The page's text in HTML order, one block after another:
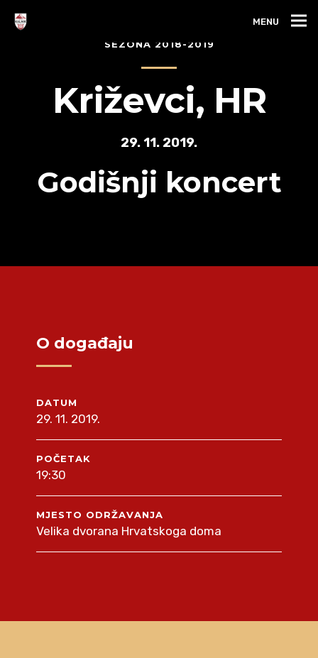
MENU
SEZONA 2018-2019
Križevci, HR
29. 11. 2019.
Godišnji koncert
O događaju
DATUM
29. 11. 2019.
POČETAK
19:30
MJESTO ODRŽAVANJA
Velika dvorana Hrvatskoga doma